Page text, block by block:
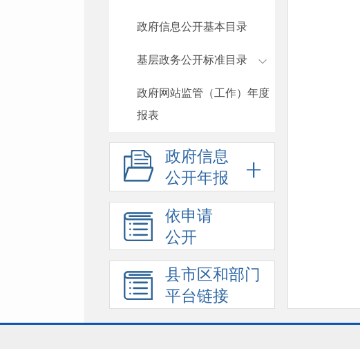
政府信息公开基本目录
基层政务公开标准目录
政府网站监管（工作）年度
报表
政府信息
公开年报
依申请
公开
县市区和部门
平台链接